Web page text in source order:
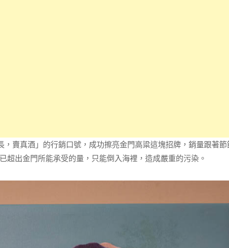
賣真酒」的行銷口號，成功擦亮金門高粱這塊招牌，銷量跟著節
出金門所能承受的量，只能倒入海裡，造成嚴重的污染。